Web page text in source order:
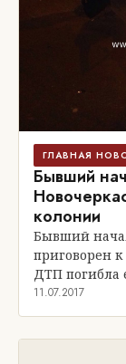
ГЛАВНАЯ
Бывший
колонии
Бывший
приговорен
ДТП погибла
11.07.2017